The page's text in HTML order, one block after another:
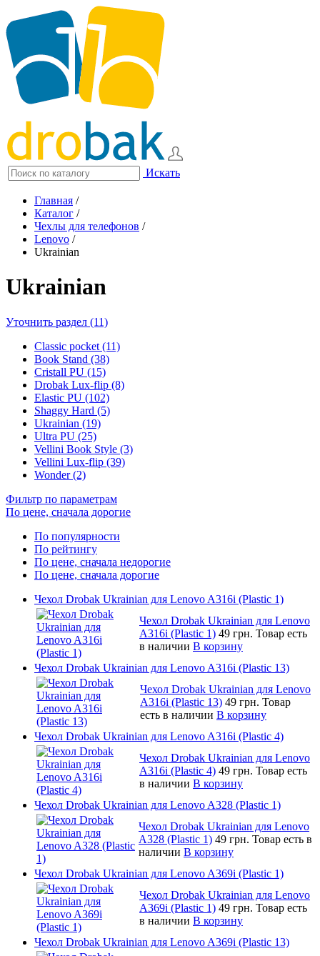
Искать
Главная /
Каталог /
Чехлы для телефонов /
Lenovo /
Ukrainian
Ukrainian
Уточнить раздел (11)
Classic pocket (11)
Book Stand (38)
Cristall PU (15)
Drobak Lux-flip (8)
Elastic PU (102)
Shaggy Hard (5)
Ukrainian (19)
Ultra PU (25)
Vellini Book Style (3)
Vellini Lux-flip (39)
Wonder (2)
Фильтр по параметрам
По цене, сначала дорогие
По популярности
По рейтингу
По цене, сначала недорогие
По цене, сначала дорогие
Чехол Drobak Ukrainian для Lenovo A316i (Plastic 1)
Чехол Drobak Ukrainian для Lenovo
A316i (Plastic 1) 49 грн. Товар есть
в наличии В корзину
Чехол Drobak Ukrainian для Lenovo A316i (Plastic 13)
Чехол Drobak Ukrainian для Lenovo
A316i (Plastic 13) 49 грн. Товар
есть в наличии В корзину
Чехол Drobak Ukrainian для Lenovo A316i (Plastic 4)
Чехол Drobak Ukrainian для Lenovo
A316i (Plastic 4) 49 грн. Товар есть
в наличии В корзину
Чехол Drobak Ukrainian для Lenovo A328 (Plastic 1)
Чехол Drobak Ukrainian для Lenovo
A328 (Plastic 1) 49 грн. Товар есть в
наличии В корзину
Чехол Drobak Ukrainian для Lenovo A369i (Plastic 1)
Чехол Drobak Ukrainian для Lenovo
A369i (Plastic 1) 49 грн. Товар есть
в наличии В корзину
Чехол Drobak Ukrainian для Lenovo A369i (Plastic 13)